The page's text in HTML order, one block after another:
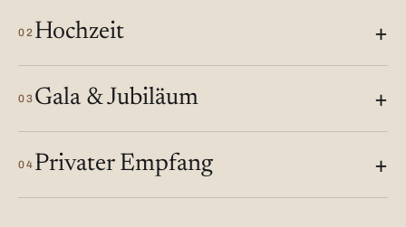
02 Hochzeit
03 Gala & Jubiläum
04 Privater Empfang